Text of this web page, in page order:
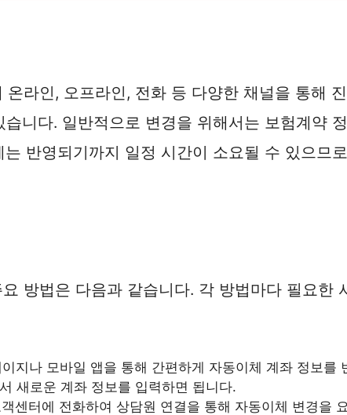
라인, 오프라인, 전화 등 다양한 채널을 통해
니다. 일반적으로 변경을 위해서는 보험계약
반영되기까지 일정 시간이 소요될 수 있으므
방법은 다음과 같습니다. 각 방법마다 필요한
지나 모바일 앱을 통해 간편하게 자동이체 계좌 정보를
새로운 계좌 정보를 입력하면 됩니다.
센터에 전화하여 상담원 연결을 통해 자동이체 변경을